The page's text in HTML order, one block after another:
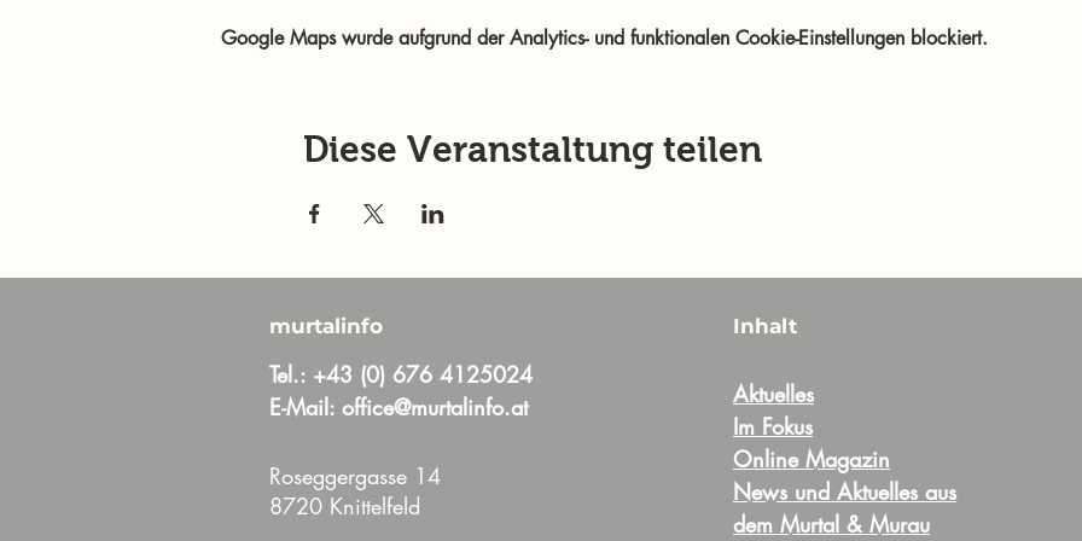
Google Maps wurde aufgrund der Analytics- und funktionalen Cookie-Einstellungen blockiert.
Diese Veranstaltung teilen
murtalinfo
Tel.: +43 (0) 676 4125024
E-Mail: office@murtalinfo.at
Roseggergasse 14
8720 Knittelfeld
Inhalt
Aktuelles
Im Fokus
Online Magazin
News und Aktuelles aus
dem Murtal & Murau